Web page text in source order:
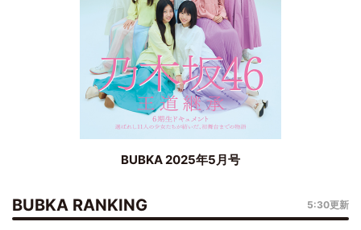
BUBKA 2025年5月号
BUBKA RANKING 5:30更新